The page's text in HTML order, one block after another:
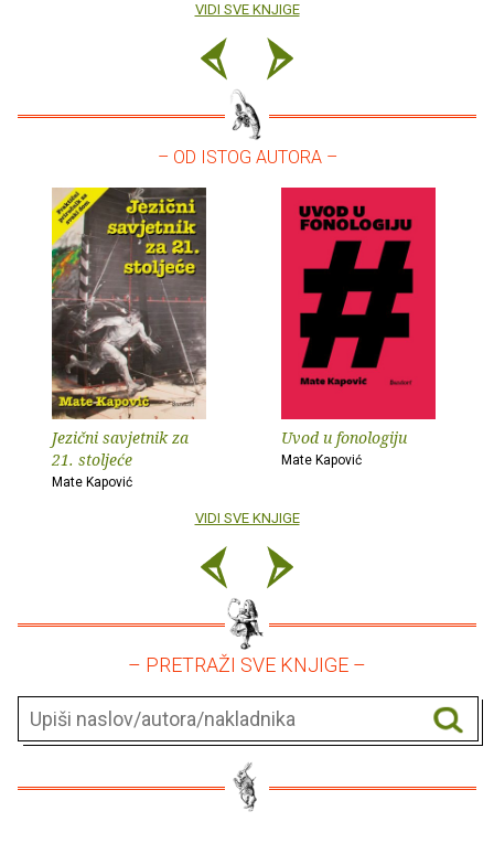
VIDI SVE KNJIGE
– OD ISTOG AUTORA –
Jezični savjetnik za
21. stoljeće
Mate Kapović
Uvod u fonologiju
Mate Kapović
VIDI SVE KNJIGE
– PRETRAŽI SVE KNJIGE –